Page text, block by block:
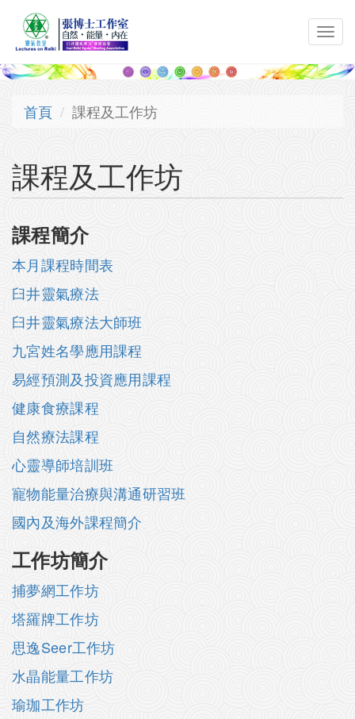
移至主內容
首頁 課程及工作坊
課程及工作坊
課程簡介
本月課程時間表
臼井靈氣療法
臼井靈氣療法大師班
九宮姓名學應用課程
易經預測及投資應用課程
健康食療課程
自然療法課程
心靈導師培訓班
寵物能量治療與溝通研習班
國內及海外課程簡介
工作坊簡介
捕夢網工作坊
塔羅牌工作坊
思逸Seer工作坊
水晶能量工作坊
瑜珈工作坊